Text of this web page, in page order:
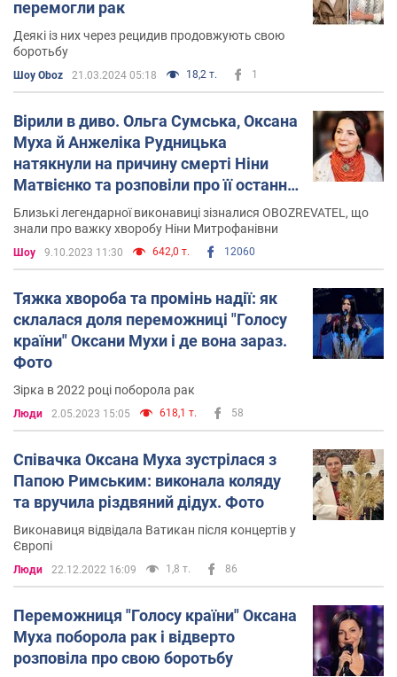
проєкті "Мамине серце".
2010 року видала сольний альбом "Re: sheto".
Наступного року здобула у Львові гран-прі першого
Міжнародного конкурсу українського романсу імені
Квітки Цісик.
2012 року випустила авторську збірку пісень "При
ватрі", яка була записана до століття Пласту.
2013 року Муха разом із Тарасом Чубаєм,
"Піккардійською терцією", Павлом Табаковим та
хоровою капелою Трембіта були ініціаторами "Проєкт
Івасюк".
2014 року видала альбом "Колядки та щедрівки", який
було презентовано на сольному концерті "Різдво в
2015 Муха стала учасницею концерту "Проєкт-Івасюк.
Перезавантаження".
2019 року Оксана Муха стала Заслуженою артисткою
України.
Того ж року перемогла у дев’ятому сезоні пісенного
талант-шоу "Голос країни".
У вересні 2022 року стало відомо, щоОксана Муха
перемогла рак. За своє здоров'я співачка боролася
цілий рік.
На початку 2025 року артистка заявила, що бере річну
перемогли рак
Деякі із них через рецидив продовжують свою
боротьбу
Шоу Oboz 21.03.2024 05:18 18,2 т. 1
Вірили в диво. Ольга Сумська, Оксана
Муха й Анжеліка Рудницька
натякнули на причину смерті Ніни
Матвієнко та розповіли про її останні
дні
Близькі легендарної виконавиці зізналися OBOZREVATEL, що
знали про важку хворобу Ніни Митрофанівни
Шоу 9.10.2023 11:30 642,0 т. 12060
Тяжка хвороба та промінь надії: як
склалася доля переможниці "Голосу
країни" Оксани Мухи і де вона зараз.
Фото
Зірка в 2022 році поборола рак
Люди 2.05.2023 15:05 618,1 т. 58
Співачка Оксана Муха зустрілася з
Папою Римським: виконала коляду
та вручила різдвяний дідух. Фото
Виконавиця відвідала Ватикан після концертів у
Європі
Люди 22.12.2022 16:09 1,8 т. 86
Переможниця "Голосу країни" Оксана
Муха поборола рак і відверто
розповіла про свою боротьбу